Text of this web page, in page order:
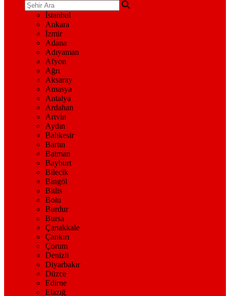
İstanbul
Ankara
İzmir
Adana
Adıyaman
Afyon
Ağrı
Aksaray
Amasya
Antalya
Ardahan
Artvin
Aydın
Balıkesir
Bartın
Batman
Bayburt
Bilecik
Bingöl
Bitlis
Bolu
Burdur
Bursa
Çanakkale
Çankırı
Çorum
Denizli
Diyarbakır
Düzce
Edirne
Elazığ